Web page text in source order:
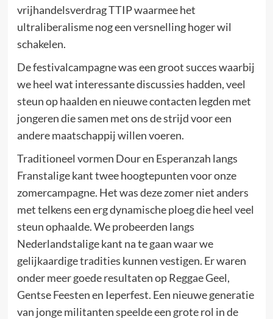
vrijhandelsverdrag TTIP waarmee het
ultraliberalisme nog een versnelling hoger wil
schakelen.
De festivalcampagne was een groot succes waarbij
we heel wat interessante discussies hadden, veel
steun op haalden en nieuwe contacten legden met
jongeren die samen met ons de strijd voor een
andere maatschappij willen voeren.
Traditioneel vormen Dour en Esperanzah langs
Franstalige kant twee hoogtepunten voor onze
zomercampagne. Het was deze zomer niet anders
met telkens een erg dynamische ploeg die heel veel
steun ophaalde. We probeerden langs
Nederlandstalige kant na te gaan waar we
gelijkaardige tradities kunnen vestigen. Er waren
onder meer goede resultaten op Reggae Geel,
Gentse Feesten en Ieperfest. Een nieuwe generatie
van jonge militanten speelde een grote rol in de